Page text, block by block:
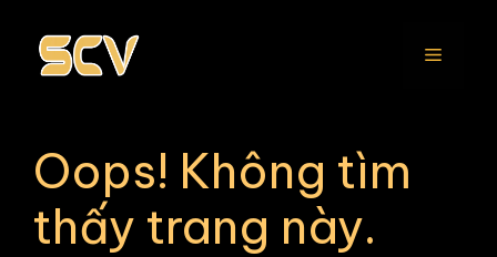
Menu
Oops! Không tìm
thấy trang này.